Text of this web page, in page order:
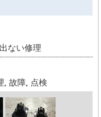
ない修理
,故障 点検